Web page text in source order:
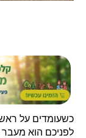
כשעומדים על
לפניכם הוא מעבר